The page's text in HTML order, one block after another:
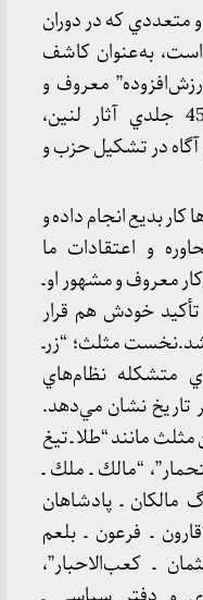
متعددي كه در دوران
به‌عنوان كاشف
معروف و
مشهور شده و يا درمجموعه 45 جلدي آثار لنين،
در تشكيل حزب و
بديع انجام داده و
و اعتقادات ما
معروف و مشهور او ـ
خودش هم قرار
مثلث؛ “زرـ
متشكله نظام‌هاي
تاريخ نشان مي‌دهد.
مانند “طلا ـ تيغ
“مالك ـ ملك ـ
مالكان ـ پادشاهان
ـ فرعون ـ بلعم
ـ كعب‌الاحبار”،